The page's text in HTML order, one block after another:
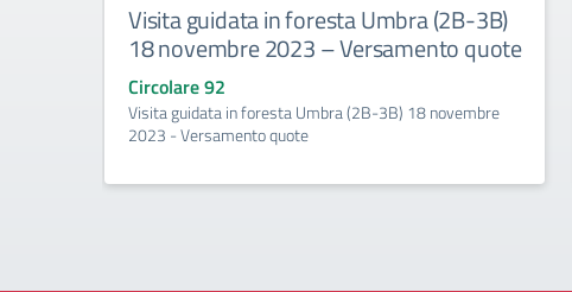
Visita guidata in foresta Umbra (2B-3B)
18 novembre 2023 – Versamento quote
Circolare 92
Visita guidata in foresta Umbra (2B-3B) 18 novembre
2023 - Versamento quote